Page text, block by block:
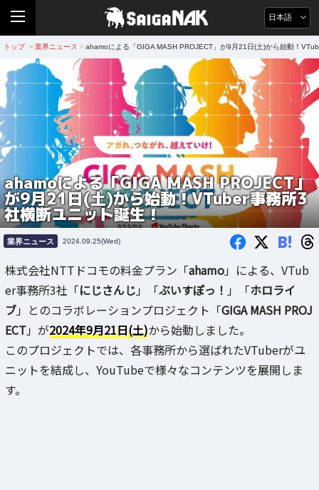
日本語
トップ > 業界ニュース > ahamoによる「GIGA MASH PROJECT」が9月21日(土)から始動！
ahamoによる「GIGA MASH PROJECT」
が9月21日(土)から始動！VTuber事務所3
社横断ユニット誕生！
業界ニュース 2024.09.25(Wed) B!
株式会社NTTドコモの料金プラン「ahamo」による、VTub
er事務所3社「にじさんじ 」「ぶいすぽっ！ 」「ホロライ
ブ」とのコラボレーションプロジェクト「GIGA MASH PROJ
ECT」が2024年9月21日(土)から始動しました。
このプロジェクトでは、各事務所から選ばれたVTuberがユ
ニットを結成し、YouTubeで様々なコンテンツを展開しま
す。